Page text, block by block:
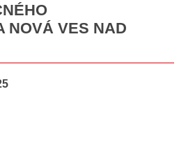
NOVÁ VES NAD